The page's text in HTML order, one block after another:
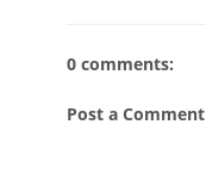
0 comments:
Post a Comment